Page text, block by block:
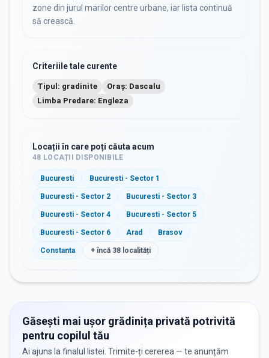
zone din jurul marilor centre urbane, iar lista continuă
să crească.
Criteriile tale curente
Tipul: gradinite
Oraș: Dascalu
Limba Predare: Engleza
Locații în care poți căuta acum
48 LOCAȚII DISPONIBILE
Bucuresti Bucuresti - Sector 1
Bucuresti - Sector 2 Bucuresti - Sector 3
Bucuresti - Sector 4 Bucuresti - Sector 5
Bucuresti - Sector 6 Arad Brasov
Constanta + încă 38 localități
Găsești mai ușor grădinița privată potrivită
pentru copilul tău
Ai ajuns la finalul listei. Trimite-ți cererea — te anunțăm